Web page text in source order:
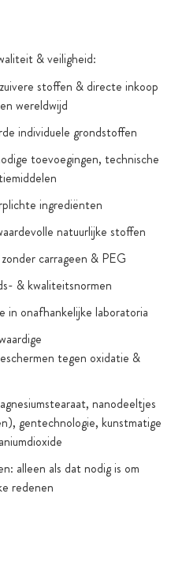
& veiligheid:
stoffen & directe inkoop
wereldwijd
individuele grondstoffen
toevoegingen, technische
ingrediënten
natuurlijke stoffen
carrageen & PEG
& kwaliteitsnormen
in onafhankelijke laboratoria
tegen oxidatie &
nanodeeltjes
gentechnologie, kunstmatige
alleen als dat nodig is om
redenen